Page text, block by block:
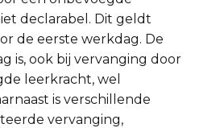
declarabel. Dit geldt
de eerste werkdag. De
is, ook bij vervanging door
leerkracht, wel
is verschillende
vervanging,